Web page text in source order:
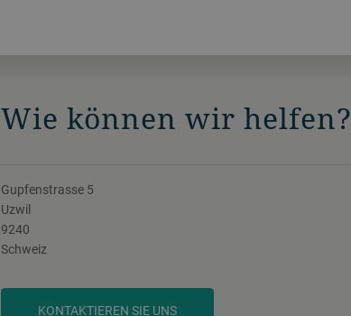
Wie können wir helfen?
Gupfenstrasse 5
Uzwil
9240
Schweiz
KONTAKTIEREN SIE UNS